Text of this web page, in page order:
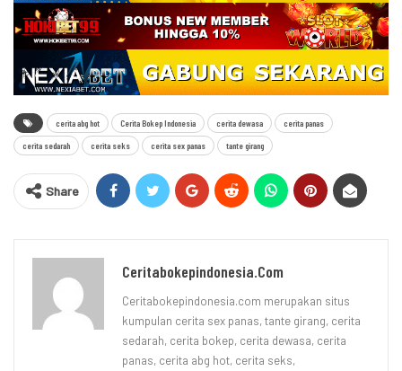
cerita abg hot Cerita Bokep Indonesia cerita dewasa cerita panas
cerita sedarah cerita seks cerita sex panas tante girang
Share
Ceritabokepindonesia.com
Ceritabokepindonesia.com merupakan situs
kumpulan cerita sex panas, tante girang, cerita
sedarah, cerita bokep, cerita dewasa, cerita
panas, cerita abg hot, cerita seks,